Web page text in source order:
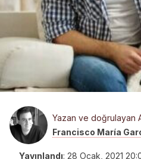
Yazan ve doğrulayan
Francisco María
Yayınlandı: 28 Ocak, 2021